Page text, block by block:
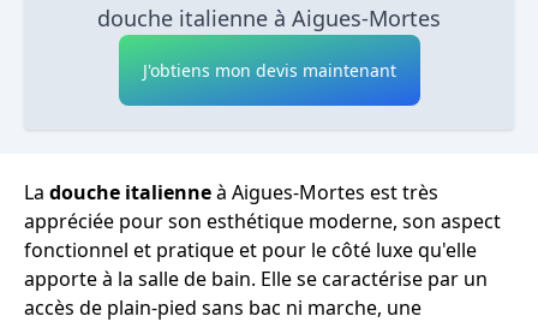
douche italienne à Aigues-Mortes
J'obtiens mon devis maintenant
La douche italienneà Aigues-Mortes est très
appréciée pour son esthétique moderne, son aspect
fonctionnel et pratique et pour le côté luxe qu'elle
apporte à la salle de bain. Elle se caractérise par un
accès de plain-pied sans bac ni marche, une